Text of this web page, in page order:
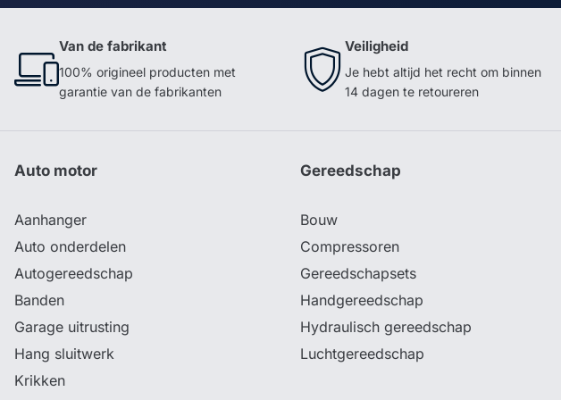
Van de fabrikant
100% origineel producten met
garantie van de fabrikanten
Veiligheid
Je hebt altijd het recht om binnen
14 dagen te retoureren
Auto motor
Aanhanger
Auto onderdelen
Autogereedschap
Banden
Garage uitrusting
Hang sluitwerk
Krikken
Gereedschap
Bouw
Compressoren
Gereedschapsets
Handgereedschap
Hydraulisch gereedschap
Luchtgereedschap